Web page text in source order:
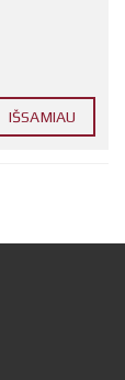
IŠSAMIAU